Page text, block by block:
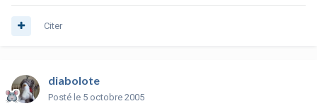
Citer
diabolote
Posté le 5 octobre 2005